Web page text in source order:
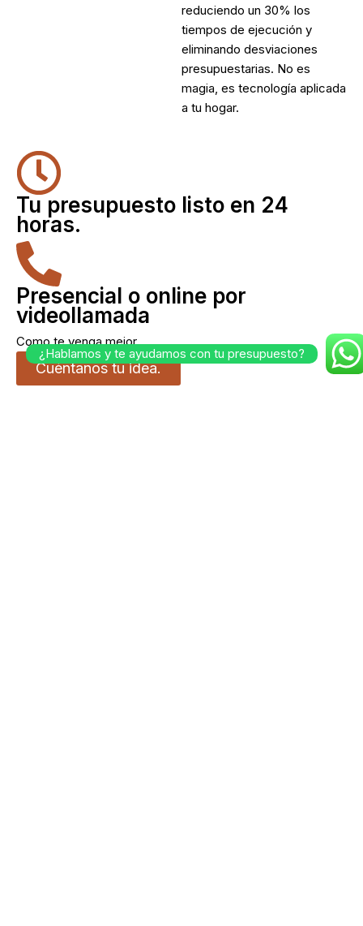
reduciendo un 30% los
tiempos de ejecución y
eliminando desviaciones
presupuestarias. No es
magia, es tecnología aplicada
a tu hogar.
Tu presupuesto listo en 24
horas.
Presencial o online por
videollamada
Como te venga mejor.
Cuéntanos tu idea.
¿Hablamos y te ayudamos con tu presupuesto?